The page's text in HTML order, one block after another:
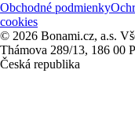
Obchodné podmienky
cookies
© 2026 Bonami.cz, a.s.
Thámova 289/13, 186 00
Česká republika